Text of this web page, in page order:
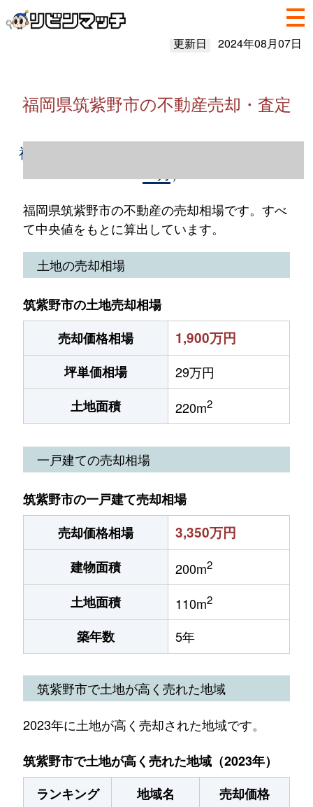
更新日 2024年08月07日
福岡県筑紫野市の不動産売却・査定
福岡県筑紫野市の不動産売却情報（2023年1
福岡県筑紫野市の不動産の売却相場です。すべ
て中央値をもとに算出しています。
土地の売却相場
筑紫野市の土地売却相場
売却価格相場
1,900万円
坪単価相場
29万円
土地面積
220m2
一戸建ての売却相場
筑紫野市の一戸建て売却相場
売却価格相場
3,350万円
建物面積 200m2
土地面積 110m2
築年数 5年
筑紫野市で土地が高く売れた地域
2023年に土地が高く売却された地域です。
筑紫野市で土地が高く売れた地域（2023年）
ランキング
地域名
売却価格